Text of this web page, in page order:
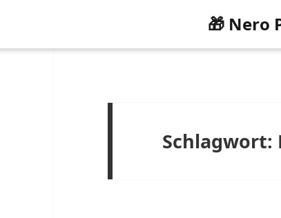
🎁 Nero
Schlagwort: